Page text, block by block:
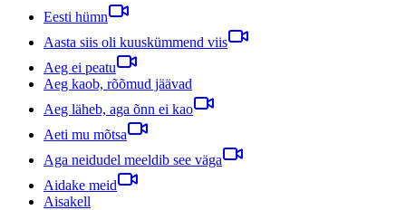
Eesti hümn
Aasta siis oli kuuskümmend viis
Aeg ei peatu
Aeg kaob, rõõmud jäävad
Aeg läheb, aga õnn ei kao
Aeti mu mõtsa
Aga neidudel meeldib see väga
Aidake meid
Aisakell